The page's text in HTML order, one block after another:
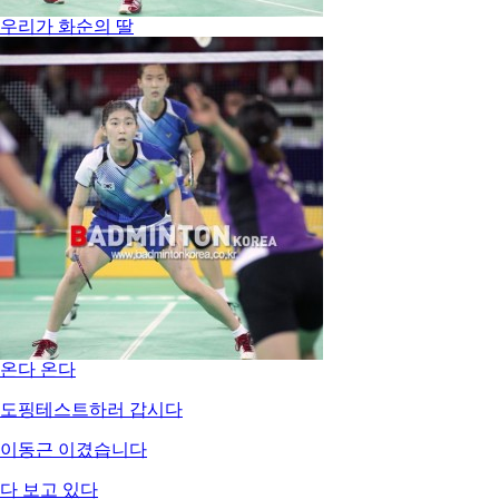
우리가 화순의 딸
온다 온다
도핑테스트하러 갑시다
이동근 이겼습니다
다 보고 있다